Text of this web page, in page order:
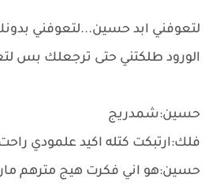
لتعوفني ابد حسين...لتعوفني
الورود طلكتني حتى ترجعلك بس
حسين:شمدريج
فلك:ارتبكت كتله اكيد علمودي
حسين:هو اني فكرت هيج مترهم